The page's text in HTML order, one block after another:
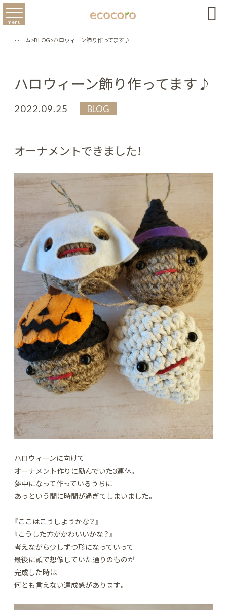
menu 
ホーム>BLOG>ハロウィーン飾り作ってます♪
ハロウィーン飾り作ってます♪
2022.09.25 BLOG
オーナメントできました！
ハロウィーンに向けて
オーナメント作りに励んでいた3連休。
夢中になって作っているうちに
あっという間に時間が過ぎてしまいました。
『ここはこうしようかな？』
『こうした方がかわいいかな？』
考えながら少しずつ形になっていって
最後に頭で想像していた通りのものが
完成した時は
何とも言えない達成感があります。